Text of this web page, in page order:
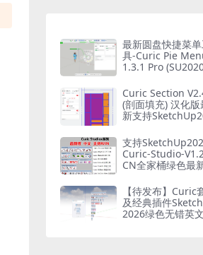
最新圆盘快捷菜
具-Curic Pie
1.3.1 Pro
Curic Section V2.40
(剖面填充) 汉化版
新支持
支持
Curic-Studio-
CN全家桶绿色最
【待发布】Curic
及经典插件
2026绿色无错英